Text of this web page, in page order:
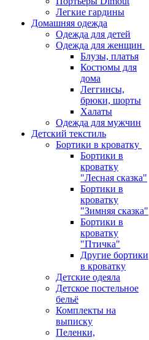
Легкие гардины
Домашняя одежда
Одежда для детей
Одежда для женщин
Блузы, платья
Костюмы для
дома
Леггинсы,
брюки, шорты
Халаты
Одежда для мужчин
Детский текстиль
Бортики в кроватку
Бортики в
кроватку
"Лесная сказка"
Бортики в
кроватку
"Зимняя сказка"
Бортики в
кроватку
"Птичка"
Другие бортики
в кроватку
Детские одеяла
Детское постельное
бельё
Комплекты на
выписку
Пеленки,